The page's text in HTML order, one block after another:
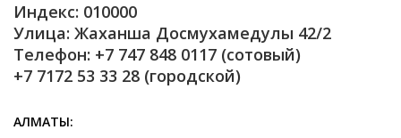
Индекс: 010000
Улица: Жаханша Досмухамедулы 42/2
Телефон: +7 747 848 0117 (сотовый)
+7 7172 53 33 28 (городской)
АЛМАТЫ